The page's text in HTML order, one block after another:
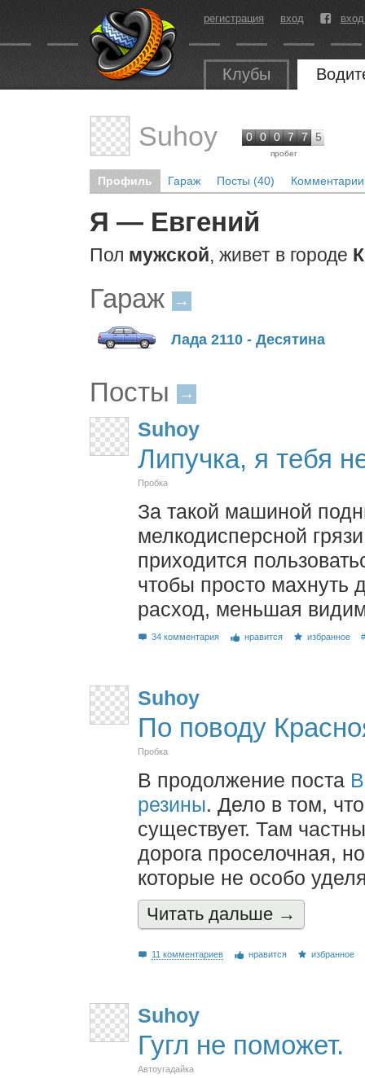
регистрация вход
Клубы
Suhoy 0 0 0 7 7 5
пробег
Профиль Гараж Посты (40)
Я — Евгений
Пол мужской, живет в городе
Гараж →
Лада 2110 - Десятина
Посты →
Suhoy
Липучка, я тебя
Пробка
За такой машиной
мелкодисперсной
приходится
чтобы просто махнуть
расход, меньшая
34 комментария нравится избранное
Suhoy
По поводу
Пробка
В продолжение поста
резины. Дело в том,
существует. Там
дорога проселочная,
которые не особо
Читать дальшe →
11 комментариев нравится избранное
Suhoy
Гугл не поможет.
Автоугадайка